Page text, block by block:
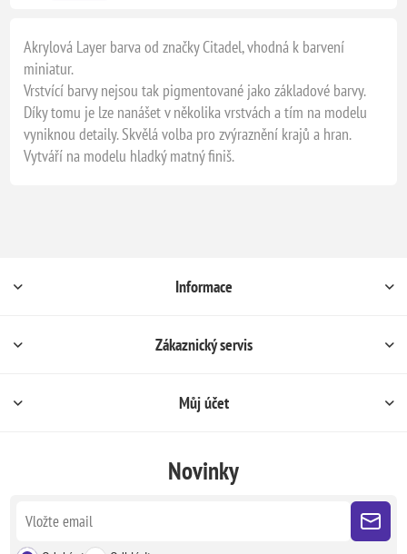
Akrylová Layer barva od značky Citadel, vhodná k barvení
miniatur.
Vrstvící barvy nejsou tak pigmentované jako základové barvy.
Díky tomu je lze nanášet v několika vrstvách a tím na modelu
vyniknou detaily. Skvělá volba pro zvýraznění krajů a hran.
Vytváří na modelu hladký matný finiš.
Informace
Zákaznický servis
Můj účet
Novinky